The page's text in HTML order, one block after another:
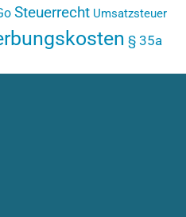
Steuerrecht Umsatzsteuer
§ 35a